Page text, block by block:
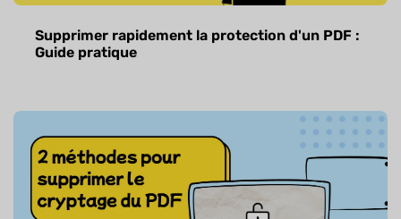
Supprimer rapidement la protection d'un PDF :
Guide pratique